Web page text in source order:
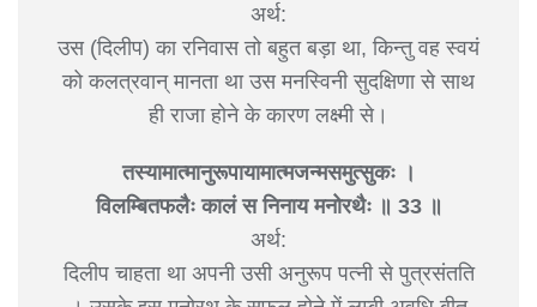
अर्थ:
उस (दिलीप) का रनिवास तो बहुत बड़ा था, किन्तु वह स्वयं
को कलत्रवान् मानता था उस मनस्विनी सुदक्षिणा से साथ
ही राजा होने के कारण लक्ष्मी से।
तस्यामात्मानुरूपायामात्मजन्मसमुत्सुकः ।
विलम्बितफलैः कालं स निनाय मनोरथैः ॥ 33 ॥
अर्थ:
दिलीप चाहता था अपनी उसी अनुरूप पत्नी से पुत्रसंतति